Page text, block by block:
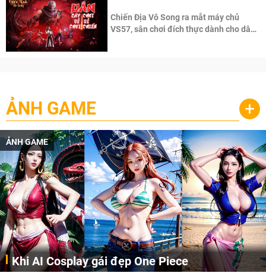
Chiến Địa Vô Song ra mắt máy chủ
VS57, sân chơi đích thực dành cho dân
ẢNH GAME +
ẢNH GAME
Cosplay Xiangling siêu cute